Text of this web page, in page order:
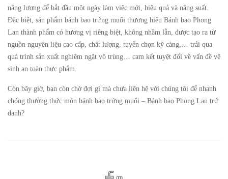
năng lượng để bắt đầu một ngày làm việc mới, hiệu quả và năng suất.
Đặc biệt, sản phẩm bánh bao trứng muối thương hiệu Bánh bao Phong
Lan thành phẩm có hương vị riêng biệt, không nhầm lẫn, được tạo ra từ
nguồn nguyên liệu cao cấp, chất lượng, tuyển chọn kỹ càng,… trải qua
quá trình sản xuất nghiêm ngặt vô trùng… cam kết tuyệt đối về vấn đề vệ
sinh an toàn thực phẩm.
Còn bây giờ, bạn còn chờ đợi gì mà chưa liên hệ với chúng tôi để nhanh
chóng thưởng thức món bánh bao trứng muối – Bánh bao Phong Lan trứ
danh?